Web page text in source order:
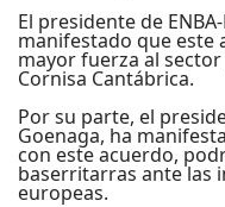
El presidente de
manifestado que este
mayor fuerza al
Cornisa Cantábrica.
Por su parte, el
Goenaga, ha
con este acuerdo,
baserritarras ante las
europeas.